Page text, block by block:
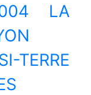
LA
TERRE